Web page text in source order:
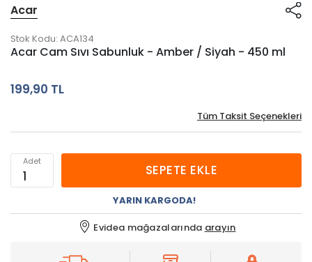
Acar
Stok Kodu: ACA134
Acar Cam Sıvı Sabunluk - Amber / Siyah - 450 ml
199,90 TL
Tüm Taksit Seçenekleri
Adet
SEPETE EKLE
YARIN KARGODA!
Evidea mağazalarında arayın